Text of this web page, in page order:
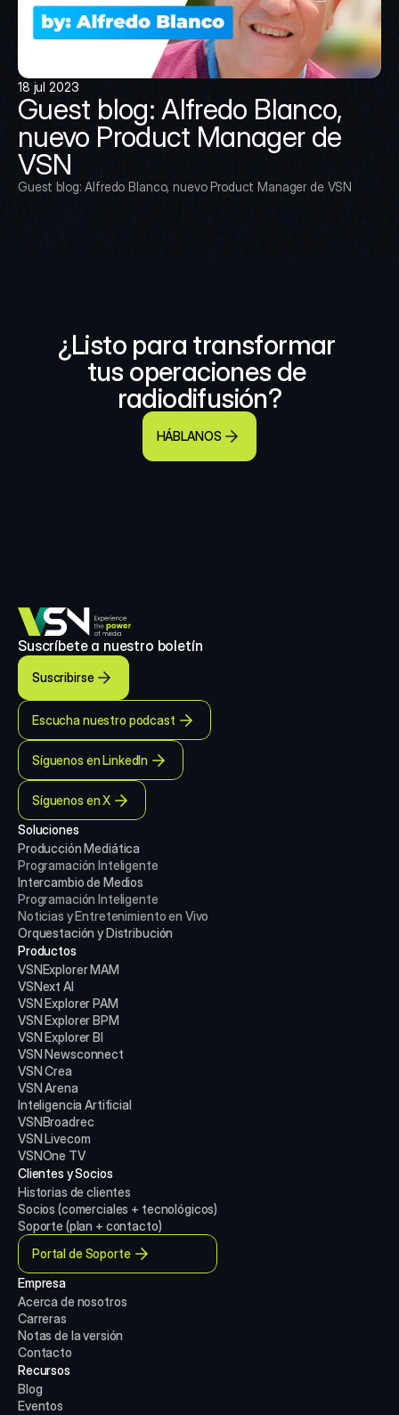
18 jul 2023
Guest blog: Alfredo Blanco,
nuevo Product Manager de
VSN
Guest blog: Alfredo Blanco, nuevo Product Manager de VSN
¿Listo para transformar
tus operaciones de
radiodifusión?
HÁBLANOS
Suscríbete a nuestro boletín
Suscribirse
Escucha nuestro podcast
Síguenos en LinkedIn
Síguenos en X
Soluciones
Producción Mediática
Programación Inteligente
Intercambio de Medios
Programación Inteligente
Noticias y Entretenimiento en Vivo
Orquestación y Distribución
Productos
VSNExplorer MAM
VSNext AI
VSN Explorer PAM
VSN Explorer BPM
VSN Explorer BI
VSN Newsconnect
VSN Crea
VSN Arena
Inteligencia Artificial
VSNBroadrec
VSN Livecom
VSNOne TV
Clientes y Socios
Historias de clientes
Socios (comerciales + tecnológicos)
Soporte (plan + contacto)
Portal de Soporte
Empresa
Acerca de nosotros
Carreras
Notas de la versión
Contacto
Recursos
Blog
Eventos